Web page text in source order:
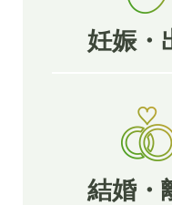
第2金曜日
＜8月15
妊娠・
結婚・